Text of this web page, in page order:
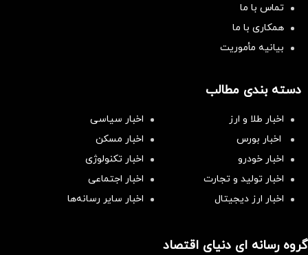
تماس با ما
همکاری با ما
بیانیه مأموریت
دسته بندی مطالب
اخبار طلا و ارز
اخبار سیاسی
اخبار بورس
اخبار مسکن
اخبار خودرو
اخبار تکنولوژی
اخبار تولید و تجارت
اخبار اجتماعی
اخبار ارز دیجیتال
اخبار سایر رسانه‌‌ها
گروه رسانه ای دنیای اقتصاد